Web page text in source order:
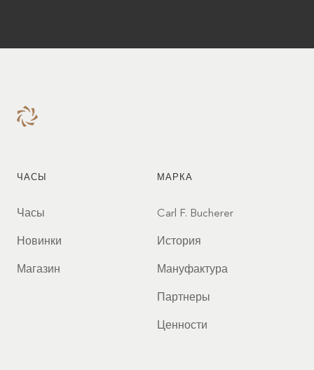
ЧАСЫ
Часы
Новинки
Магазин
МАРКА
Carl F. Bucherer
История
Мануфактура
Партнеры
Ценности